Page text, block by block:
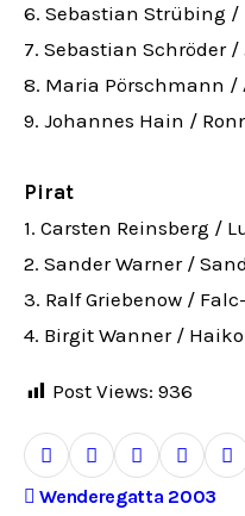
6. Sebastian Strübing /
7. Sebastian Schröder /
8. Maria Pörschmann /
9. Johannes Hain /
Pirat
1. Carsten Reinsberg /
2. Sander Warner /
3. Ralf Griebenow /
4. Birgit Wanner /
Post Views: 936
BWenderegatta 2003